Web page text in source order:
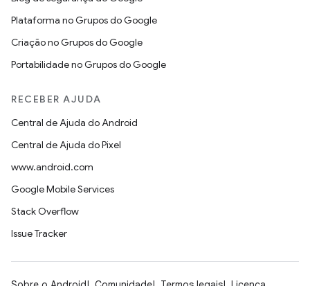
Plataforma no Grupos do Google
Criação no Grupos do Google
Portabilidade no Grupos do Google
RECEBER AJUDA
Central de Ajuda do Android
Central de Ajuda do Pixel
www.android.com
Google Mobile Services
Stack Overflow
Issue Tracker